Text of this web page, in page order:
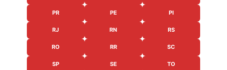
PR PE PI
RJ RN RS
RO RR SC
SP SE TO